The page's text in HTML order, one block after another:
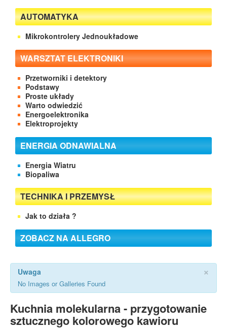
AUTOMATYKA
Mikrokontrolery Jednoukładowe
WARSZTAT ELEKTRONIKI
Przetworniki i detektory
Podstawy
Proste układy
Warto odwiedzić
Energoelektronika
Elektroprojekty
ENERGIA ODNAWIALNA
Energia Wiatru
Biopaliwa
TECHNIKA I PRZEMYSŁ
Jak to działa ?
ZOBACZ NA ALLEGRO
×
Uwaga
No Images or Galleries Found
Kuchnia molekularna - przygotowanie
sztucznego kolorowego kawioru